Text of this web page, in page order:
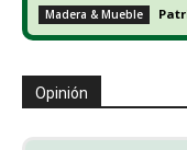
Madera & Mueble
Opinión